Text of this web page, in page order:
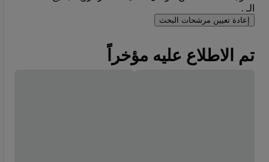
الـ .
إعادة تعيين مرشحات البحث
تم الاطلاع عليه مؤخراً